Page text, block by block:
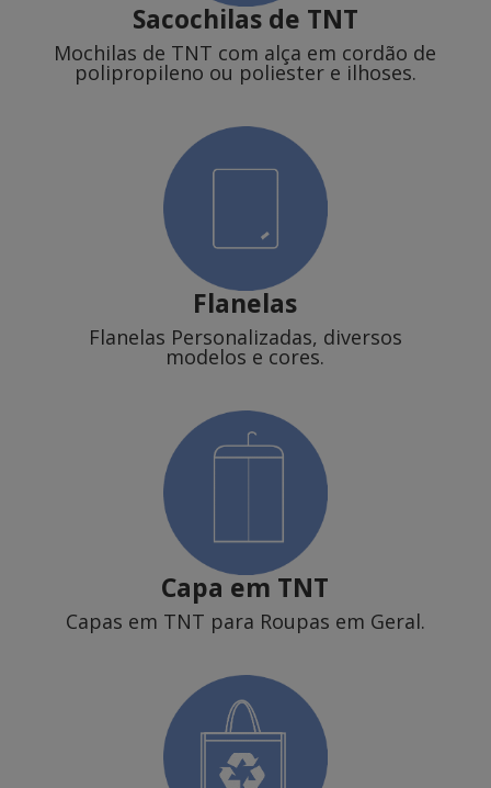
Sacochilas de TNT
Mochilas de TNT com alça em cordão de
polipropileno ou poliester e ilhoses.
Flanelas
Flanelas Personalizadas, diversos
modelos e cores.
Capa em TNT
Capas em TNT para Roupas em Geral.